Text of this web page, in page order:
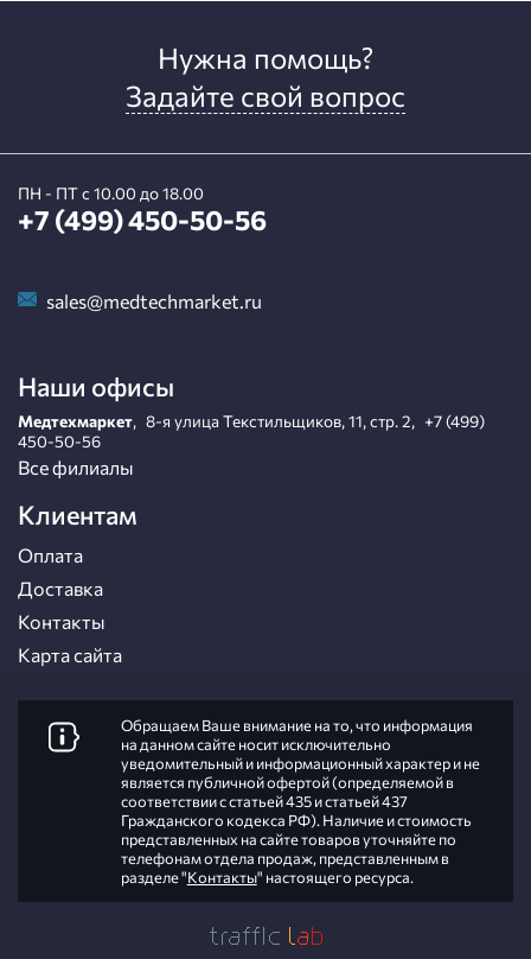
Нужна помощь?
Задайте свой вопрос
ПН - ПТ с 10.00 до 18.00
+7 (499) 450-50-56
sales@medtechmarket.ru
Наши офисы
Медтехмаркет, 8-я улица Текстильщиков, 11, стр. 2, +7 (499)
450-50-56
Все филиалы
Клиентам
Оплата
Доставка
Контакты
Карта сайта
Обращаем Ваше внимание на то, что информация
на данном сайте носит исключительно
уведомительный и информационный характер и не
является публичной офертой (определяемой в
соответствии с статьей 435 и статьей 437
Гражданского кодекса РФ). Наличие и стоимость
представленных на сайте товаров уточняйте по
телефонам отдела продаж, представленным в
разделе "Контакты" настоящего ресурса.